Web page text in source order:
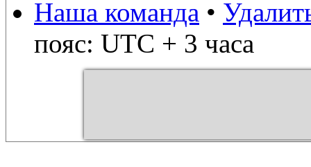
Наша команда •
пояс: UTC + 3 часа